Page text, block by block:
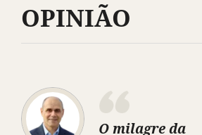
OPINIÃO
O milagre da